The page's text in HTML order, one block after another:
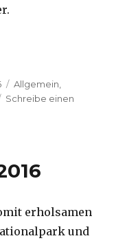
Kategorien
Allgemein
Schreibe einen
erholsamen
und